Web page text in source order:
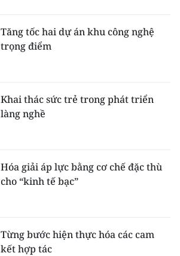
Tăng tốc hai dự án khu công nghệ
trọng điểm
Khai thác sức trẻ trong phát triển
làng nghề
Hóa giải áp lực bằng cơ chế đặc thù
cho “kinh tế bạc”
Từng bước hiện thực hóa các cam
kết hợp tác